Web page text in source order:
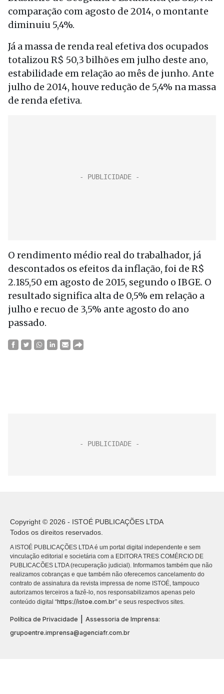
comparação com agosto de 2014, o montante
diminuiu 5,4%.
Já a massa de renda real efetiva dos ocupados
totalizou R$ 50,3 bilhões em julho deste ano,
estabilidade em relação ao mês de junho. Ante
julho de 2014, houve redução de 5,4% na massa
de renda efetiva.
O rendimento médio real do trabalhador, já
descontados os efeitos da inflação, foi de R$
2.185,50 em agosto de 2015, segundo o IBGE. O
resultado significa alta de 0,5% em relação a
julho e recuo de 3,5% ante agosto do ano
passado.
Copyright © 2026 - ISTOÉ PUBLICAÇÕES LTDA
Todos os direitos reservados.
A ISTOÉ PUBLICAÇÕES LTDA é um portal digital independente e sem
vinculação editorial e societária com a EDITORA TRES COMÉRCIO DE
PUBLICACÕES LTDA (recuperação judicial). Informamos também que não
realizamos cobranças e que também não oferecemos cancelamento do
contrato de assinatura da revista impressa de nome ISTOÉ, tampouco
autorizamos terceiros a fazê-lo, nos responsabilizamos apenas pelo
conteúdo digital “https://istoe.com.br” e seus respectivos sites.
Política de Privacidade
Assessoria de Imprensa:
grupoentre.imprensa@agenciafr.com.br